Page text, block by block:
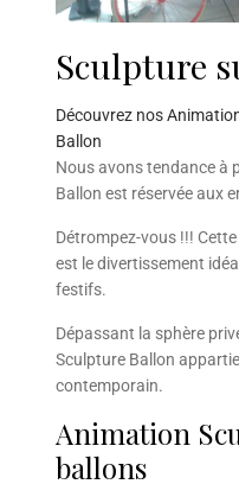
Sculpture
Découvrez nos
Ballon
Nous avons tendance à
Ballon est réservée aux
Détrompez-vous !!!
est le divertissement
festifs.
Dépassant la sphère
Sculpture Ballon
contemporain.
Animation
ballons